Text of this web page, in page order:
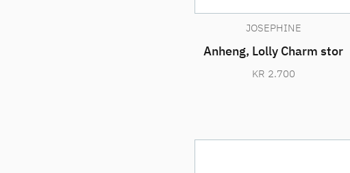
JOSEPHINE
Anheng, Lolly Charm stor
KR 2.700